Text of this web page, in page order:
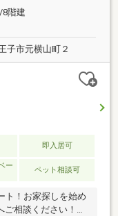
0120-127-511いつ
8階建
子市元横山町２
即入居可
ー
ペット相談可
！お家探しを始め
相談ください！ご